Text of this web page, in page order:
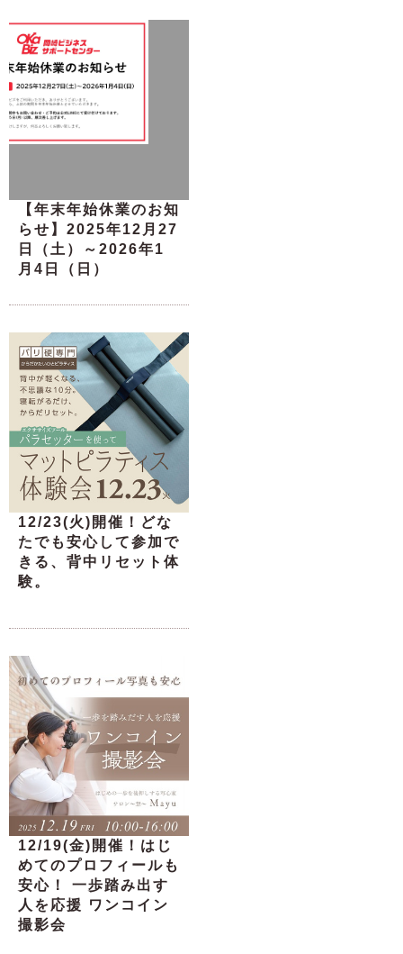
【年末年始休業のお知
らせ】2025年12月27
日（土）～2026年1
月4日（日）
12/23(火)開催！どな
たでも安心して参加で
きる、背中リセット体
験。
12/19(金)開催！はじ
めてのプロフィールも
安心！ 一歩踏み出す
人を応援 ワンコイン
撮影会